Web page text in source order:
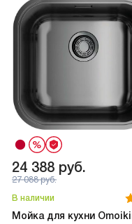
24 388 руб.
27 088руб.
В наличии
Мойка для кухни